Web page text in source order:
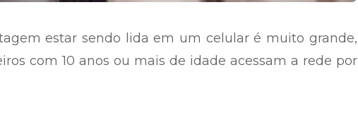
estar sendo lida em um celular é muito grande,
com 10 anos ou mais de idade acessam a rede por